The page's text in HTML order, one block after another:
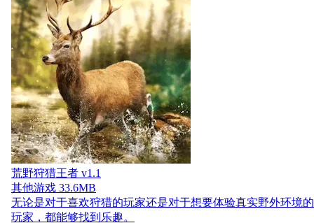
荒野狩猎王者 v1.1
其他游戏 33.6MB
无论是对于喜欢狩猎的玩家还是对于想要体验真实野外环境的
玩家，都能够找到乐趣。